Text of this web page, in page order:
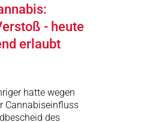
- heute
erlaubt
hatte wegen
Cannabiseinfluss
des